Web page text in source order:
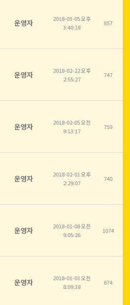
운영자
2018-03-05 오후
3:40:18
857
운영자
2018-02-22 오후
2:55:27
747
운영자
2018-02-05 오전
9:13:17
759
운영자
2018-02-01 오후
2:29:07
740
운영자
2018-01-08 오전
9:05:26
1074
운영자
2018-01-03 오전
8:09:38
874